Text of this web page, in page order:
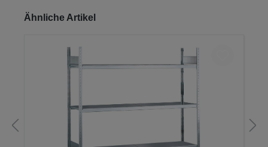
Produktgalerie überspringen
Ähnliche Artikel